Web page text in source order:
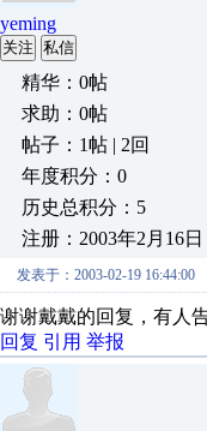
yeming
关注 私信
精华：0帖
求助：0帖
帖子：1帖 | 2回
年度积分：0
历史总积分：5
注册：2003年2月16日
发表于：2003-02-19 16:44:00
谢谢戴戴的回复，有人
回复 引用 举报